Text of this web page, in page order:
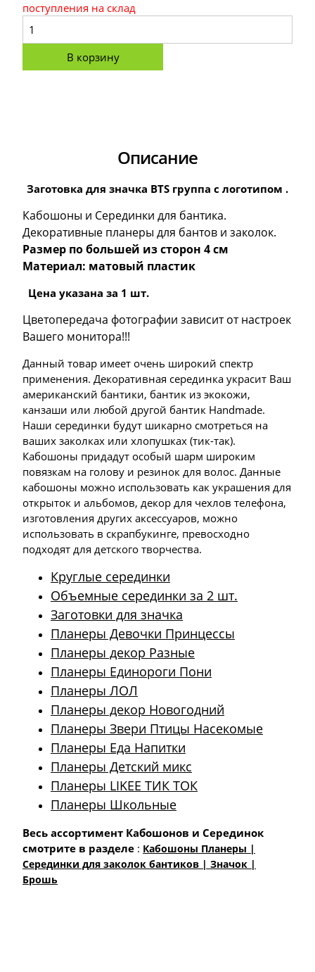
поступления на склад
В корзину
Описание
Заготовка для значка BTS группа с логотипом .
Кабошоны и Серединки для бантика.
Декоративные планеры для бантов и заколок.
Размер по большей из сторон 4 см
Материал: матовый пластик
Цена указана за 1 шт.
Цветопередача фотографии зависит от настроек
Вашего монитора!!!
Данный товар имеет очень широкий спектр
применения. Декоративная серединка украсит Ваш
американский бантики, бантик из экокожи,
канзаши или любой другой бантик Handmade.
Наши серединки будут шикарно смотреться на
ваших заколках или хлопушках (тик-так).
Кабошоны придадут особый шарм широким
повязкам на голову и резинок для волос. Данные
кабошоны можно использовать как украшения для
открыток и альбомов, декор для чехлов телефона,
изготовления других аксессуаров, можно
использовать в скрапбукинге, превосходно
подходят для детского творчества.
Круглые серединки
Объемные серединки за 2 шт.
Заготовки для значка
Планеры Девочки Принцессы
Планеры декор Разные
Планеры Единороги Пони
Планеры ЛОЛ
Планеры декор Новогодний
Планеры Звери Птицы Насекомые
Планеры Еда Напитки
Планеры Детский микс
Планеры LIKEE ТИК ТОК
Планеры Школьные
Весь ассортимент Кабошонов и Серединок
смотрите в разделе : Кабошоны Планеры |
Cерединки для заколок бантиков | Значок |
Брошь